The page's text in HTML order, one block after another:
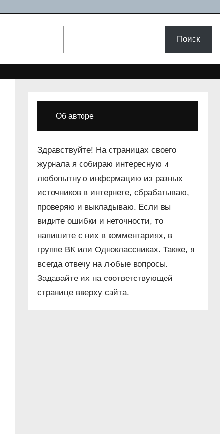
Поиск
Об авторе
Здравствуйте! На страницах своего
журнала я собираю интересную и
любопытную информацию из разных
источников в интернете, обрабатываю,
проверяю и выкладываю. Если вы
видите ошибки и неточности, то
напишите о них в комментариях, в
группе ВК или Одноклассниках. Также, я
всегда отвечу на любые вопросы.
Задавайте их на соответствующей
странице вверху сайта.